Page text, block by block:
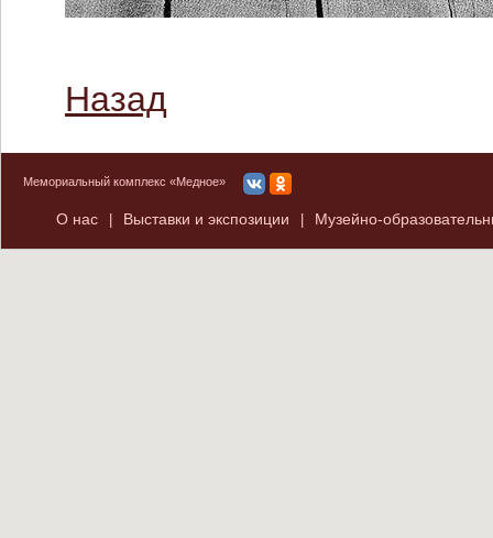
Назад
Мемориальный комплекс «Медное»
О нас Выставки и экспозиции Музейно-